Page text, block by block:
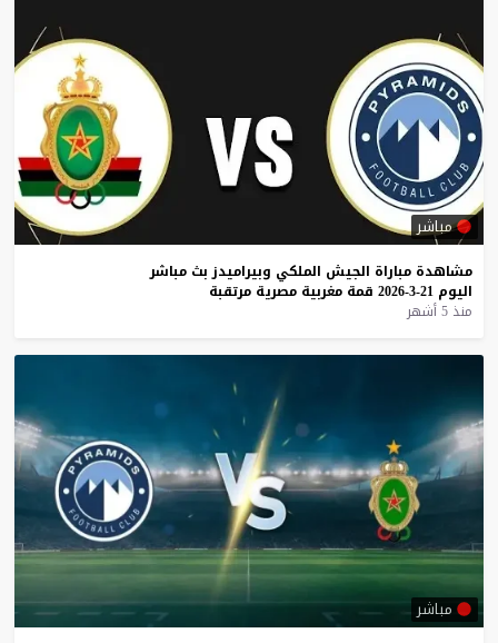
مباشر
مشاهدة مباراة الجيش الملكي وبيراميدز بث مباشر
اليوم 21-3-2026 قمة مغربية مصرية مرتقبة
منذ 5 أشهر
مباشر